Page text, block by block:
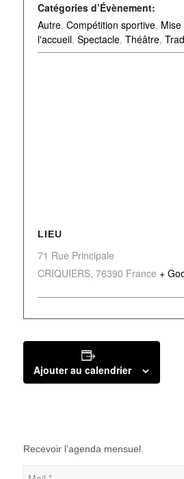
Catégories d’Évènement:
Autre, Compétition sportive,
l'accueil, Spectacle, Théâtre,
LIEU
71 Rue Principale
CRIQUIERS, 76390 France +
Ajouter au calendrier
Recevoir l’agenda mensuel.